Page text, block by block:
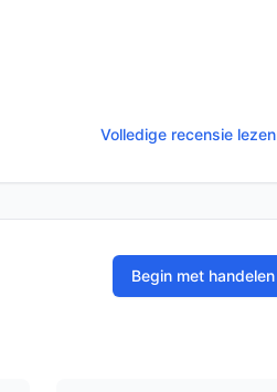
Volledige recensie lezen
Begin met handelen